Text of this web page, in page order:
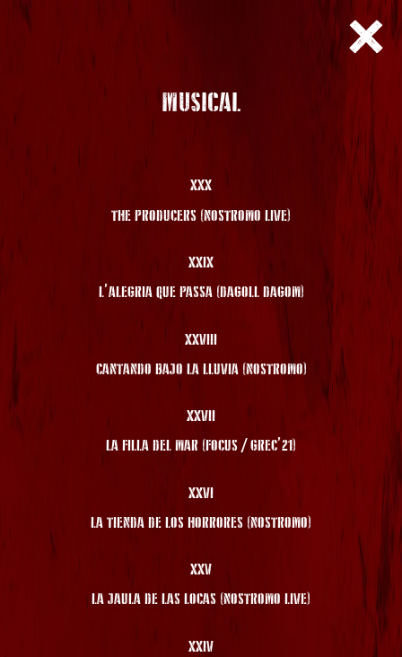
MUSICAL
XXX
THE PRODUCERS (NOSTROMO LIVE)
XXIX
L’ALEGRIA QUE PASSA (DAGOLL DAGOM)
XXVIII
CANTANDO BAJO LA LLUVIA (NOSTROMO)
XXVII
LA FILLA DEL MAR (FOCUS / GREC’21)
XXVI
LA TIENDA DE LOS HORRORES (NOSTROMO)
XXV
LA JAULA DE LAS LOCAS (NOSTROMO LIVE)
XXIV